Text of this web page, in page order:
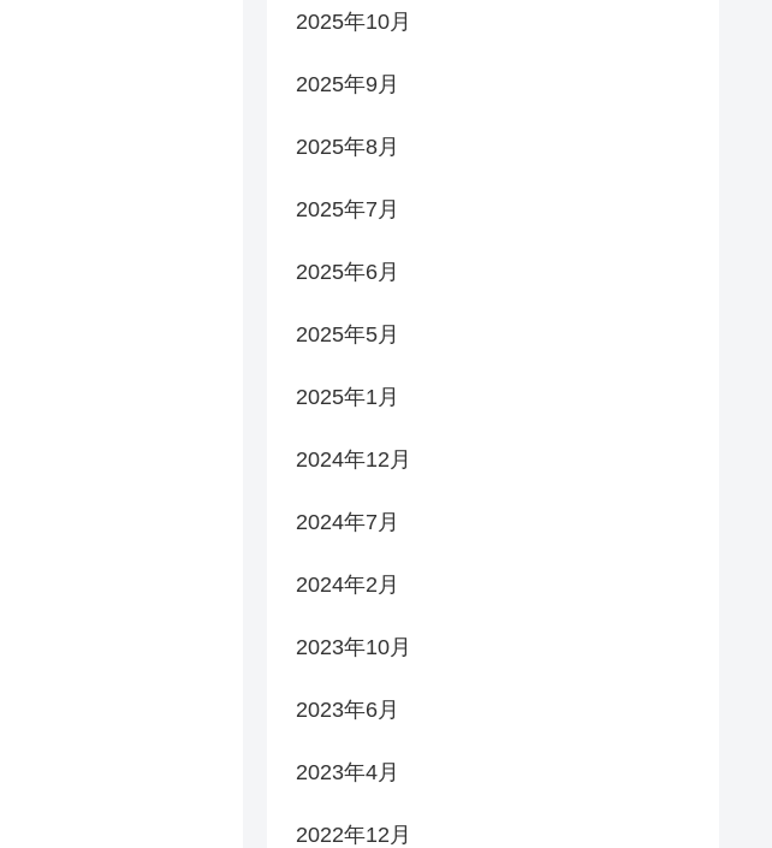
2025年10月
2025年9月
2025年8月
2025年7月
2025年6月
2025年5月
2025年1月
2024年12月
2024年7月
2024年2月
2023年10月
2023年6月
2023年4月
2022年12月